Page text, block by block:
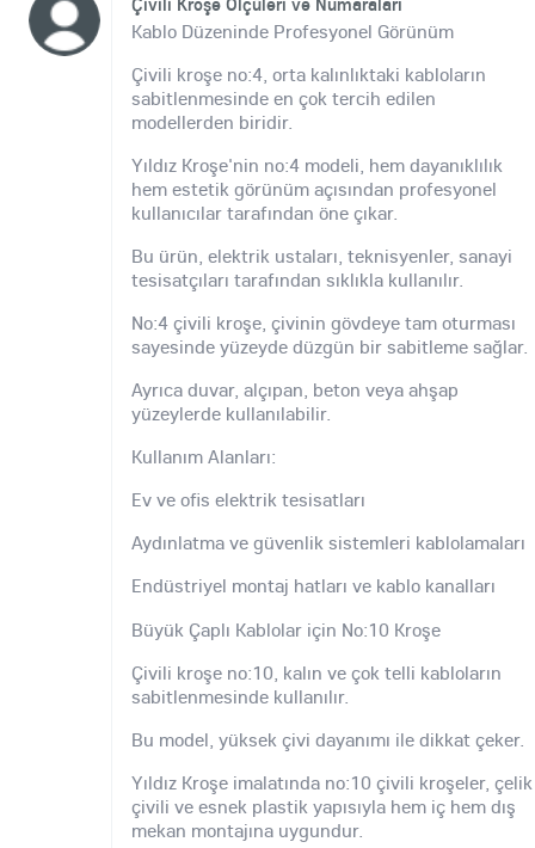
Kablo Düzeninde Profesyonel Görünüm
Çivili kroşe no:4, orta kalınlıktaki kabloların
sabitlenmesinde en çok tercih edilen
modellerden biridir.
Yıldız Kroşe'nin no:4 modeli, hem dayanıklılık
hem estetik görünüm açısından profesyonel
kullanıcılar tarafından öne çıkar.
Bu ürün, elektrik ustaları, teknisyenler, sanayi
tesisatçıları tarafından sıklıkla kullanılır.
No:4 çivili kroşe, çivinin gövdeye tam oturması
sayesinde yüzeyde düzgün bir sabitleme sağlar.
Ayrıca duvar, alçıpan, beton veya ahşap
yüzeylerde kullanılabilir.
Kullanım Alanları:
Ev ve ofis elektrik tesisatları
Aydınlatma ve güvenlik sistemleri kablolamaları
Endüstriyel montaj hatları ve kablo kanalları
Büyük Çaplı Kablolar için No:10 Kroşe
Çivili kroşe no:10, kalın ve çok telli kabloların
sabitlenmesinde kullanılır.
Bu model, yüksek çivi dayanımı ile dikkat çeker.
Yıldız Kroşe imalatında no:10 çivili kroşeler, çelik
çivili ve esnek plastik yapısıyla hem iç hem dış
mekan montajına uygundur.